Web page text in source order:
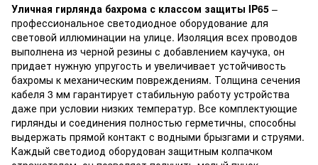
Уличная гирлянда бахрома с классом защиты IP65 –
профессиональное светодиодное оборудование для
световой иллюминации на улице. Изоляция всех проводов
выполнена из черной резины с добавлением каучука, он
придает нужную упругость и увеличивает устойчивость
бахромы к механическим повреждениям. Толщина сечения
кабеля 3 мм гарантирует стабильную работу устройства
даже при условии низких температур. Все комплектующие
гирлянды и соединения полностью герметичны, способны
выдержать прямой контакт с водными брызгами и струями.
Каждый светодиод оборудован защитным колпачком